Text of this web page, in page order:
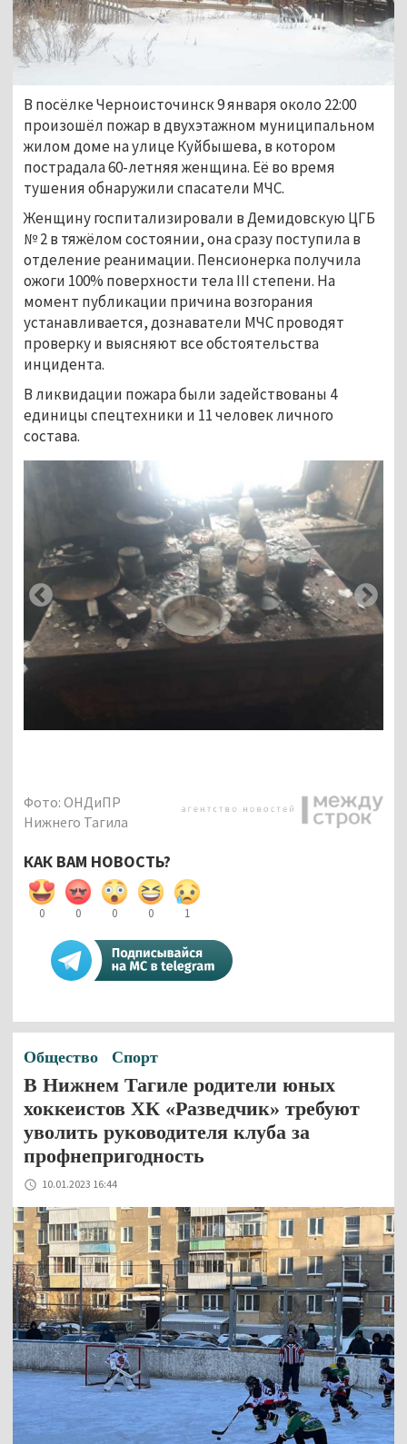
В посёлке Черноисточинск 9 января около 22:00
произошёл пожар в двухэтажном муниципальном
жилом доме на улице Куйбышева, в котором
пострадала 60-летняя женщина. Её во время
тушения обнаружили спасатели МЧС.
Женщину госпитализировали в Демидовскую ЦГБ
№ 2 в тяжёлом состоянии, она сразу поступила в
отделение реанимации. Пенсионерка получила
ожоги 100% поверхности тела III степени. На
момент публикации причина возгорания
устанавливается, дознаватели МЧС проводят
проверку и выясняют все обстоятельства
инцидента.
В ликвидации пожара были задействованы 4
единицы спецтехники и 11 человек личного
состава.
Фото: ОНДиПР
Нижнего Тагила
КАК ВАМ НОВОСТЬ?
0 0 0 0 1
Общество Спорт
В Нижнем Тагиле родители юных
хоккеистов ХК «Разведчик» требуют
уволить руководителя клуба за
профнепригодность
10.01.2023 16:44